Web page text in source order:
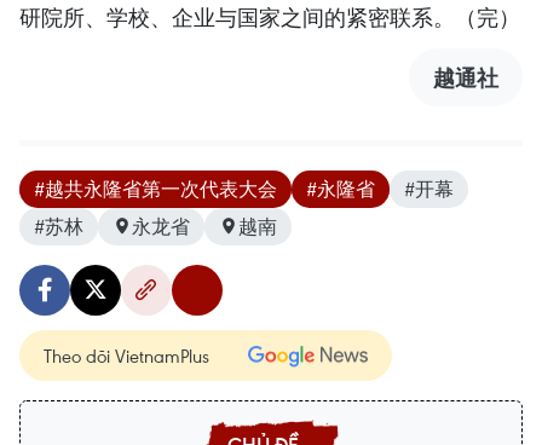
研院所、学校、企业与国家之间的紧密联系。（完）
越通社
#越共永隆省第一次代表大会 #永隆省
#开幕
#苏林
永龙省 越南
Theo dõi VietnamPlus